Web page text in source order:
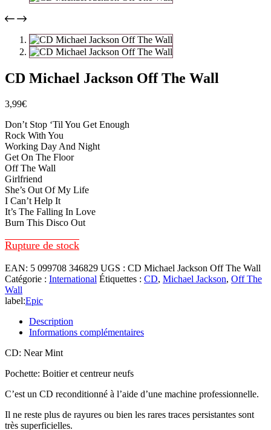
CD Michael Jackson Off The Wall
3,99€
Don’t Stop ‘Til You Get Enough
Rock With You
Working Day And Night
Get On The Floor
Off The Wall
Girlfriend
She’s Out Of My Life
I Can’t Help It
It’s The Falling In Love
Burn This Disco Out
Rupture de stock
EAN: 5 099708 346829 UGS : CD Michael Jackson Off The Wall
Catégorie : International Étiquettes : CD, Michael Jackson, Off The
Wall
label:Epic
Description
Informations complémentaires
CD: Near Mint
Pochette: Boitier et centreur neufs
C’est un CD reconditionné à l’aide d’une machine professionnelle.
Il ne reste plus de rayures ou bien les rares traces persistantes sont
très superficielles.